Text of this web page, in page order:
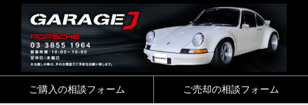
ご購入の相談フォーム ご売却の相談フォーム